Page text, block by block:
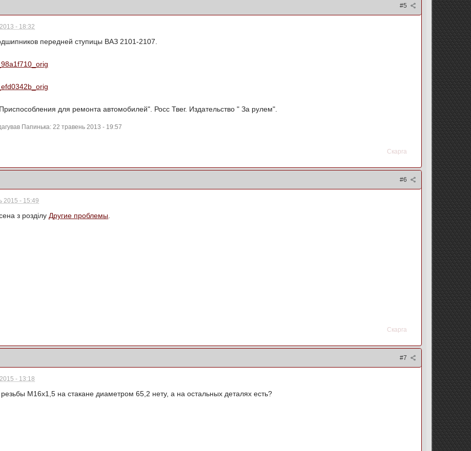
#5
- 18:32
передней ступицы ВАЗ 2101-2107.
для ремонта автомобилей". Росс Твег. Издательство " За рулем".
Папинька: 22 травень 2013 - 19:57
Скарга
#6
2015 - 15:49
з розділу Другие проблемы
Скарга
#7
- 13:18
резьбы М16х1,5 на стакане диаметром 65,2 нету, а на остальных деталях есть?